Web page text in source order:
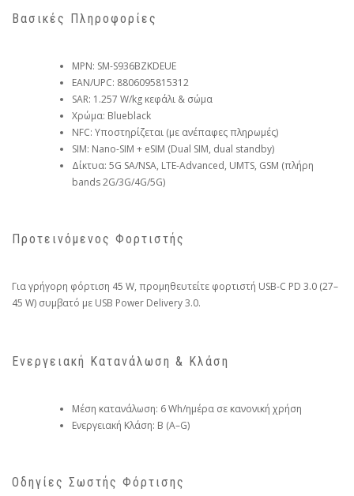
Βασικές Πληροφορίες
MPN: SM-S936BZKDEUE
EAN/UPC: 8806095815312
SAR: 1.257 W/kg κεφάλι & σώμα
Χρώμα: Blueblack
NFC: Υποστηρίζεται (με ανέπαφες πληρωμές)
SIM: Nano-SIM + eSIM (Dual SIM, dual standby)
Δίκτυα: 5G SA/NSA, LTE-Advanced, UMTS, GSM (πλήρη
bands 2G/3G/4G/5G)
Προτεινόμενος Φορτιστής
Για γρήγορη φόρτιση 45 W, προμηθευτείτε φορτιστή USB-C PD 3.0 (27–
45 W) συμβατό με USB Power Delivery 3.0.
Ενεργειακή Κατανάλωση & Κλάση
Μέση κατανάλωση: 6 Wh/ημέρα σε κανονική χρήση
Ενεργειακή Κλάση: B (A–G)
Οδηγίες Σωστής Φόρτισης